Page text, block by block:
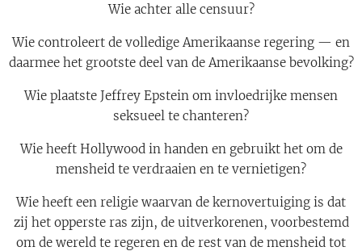
Wie achter alle censuur?
Wie controleert de volledige Amerikaanse regering — en
daarmee het grootste deel van de Amerikaanse bevolking?
Wie plaatste Jeffrey Epstein om invloedrijke mensen
seksueel te chanteren?
Wie heeft Hollywood in handen en gebruikt het om de
mensheid te verdraaien en te vernietigen?
Wie heeft een religie waarvan de kern­overtuiging is dat
zij het opperste ras zijn, de uitverkorenen, voorbestemd
om de wereld te regeren en de rest van de mensheid tot